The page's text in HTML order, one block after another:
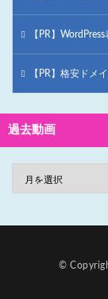
【PR】
【PR】格安ドメ
過去動画
©